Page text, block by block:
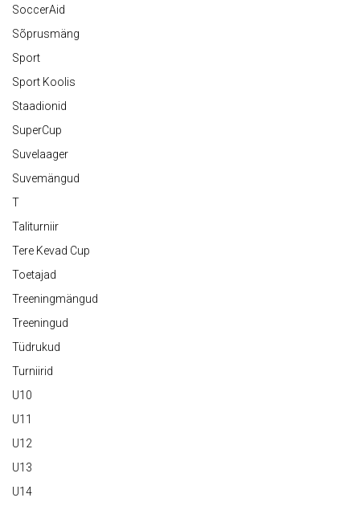
SoccerAid
Sõprusmäng
Sport
Sport Koolis
Staadionid
SuperCup
Suvelaager
Suvemängud
T
Taliturniir
Tere Kevad Cup
Toetajad
Treeningmängud
Treeningud
Tüdrukud
Turniirid
U10
U11
U12
U13
U14